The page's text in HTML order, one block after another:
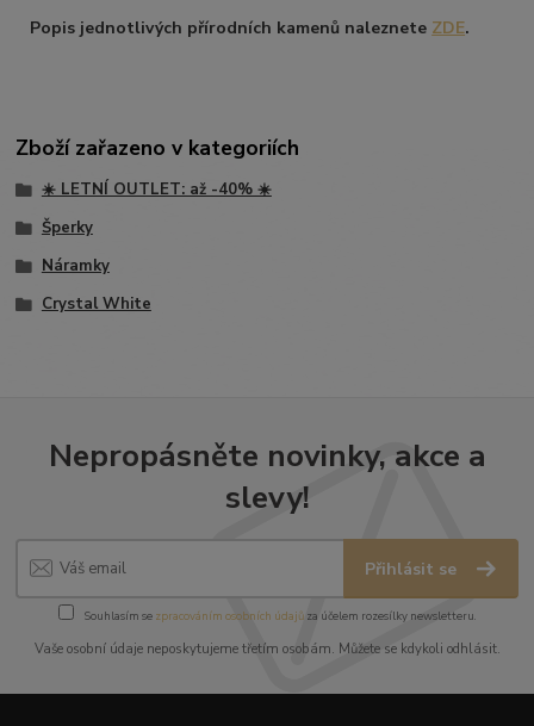
Popis jednotlivých přírodních kamenů naleznete ZDE.
Zboží zařazeno v kategoriích
☀️ LETNÍ OUTLET: až -40% ☀️
Šperky
Náramky
Crystal White
Nepropásněte novinky, akce a
slevy!
Přihlásit se
Souhlasím se zpracováním osobních údajůza účelem rozesílky newsletteru.
Vaše osobní údaje neposkytujeme třetím osobám. Můžete se kdykoli odhlásit.